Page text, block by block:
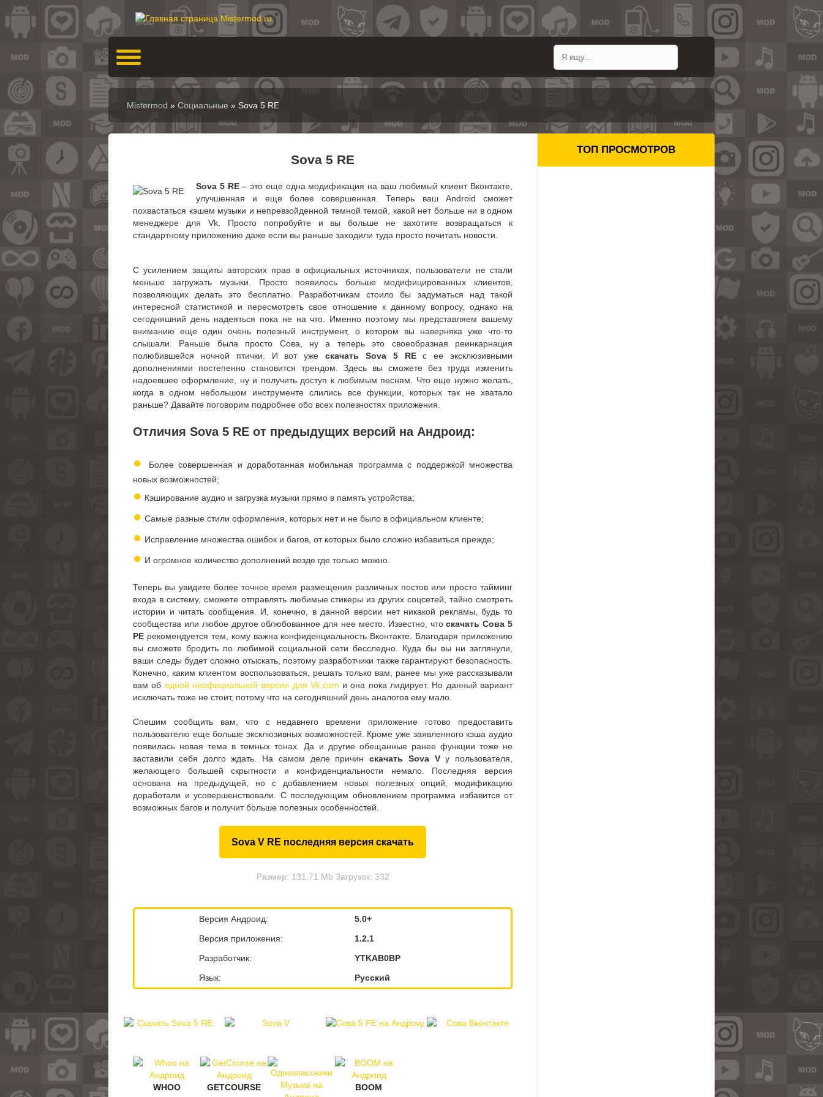
Mistermod » Социальные » Sova 5 RE
Sova 5 RE
Sova 5 RE– это еще одна модификация на ваш любимый клиент Вконтакте,
улучшенная и еще более совершенная. Теперь ваш Android сможет
похвастаться кэшем музыки и непревзойденной темной темой, какой нет больше ни в одном
менеджере для Vk. Просто попробуйте и вы больше не захотите возвращаться к
стандартному приложению даже если вы раньше заходили туда просто почитать новости.
С усилением защиты авторских прав в официальных источниках, пользователи не стали
меньше загружать музыки. Просто появилось больше модифицированных клиентов,
позволяющих делать это бесплатно. Разработчикам стоило бы задуматься над такой
интересной статистикой и пересмотреть свое отношение к данному вопросу, однако на
сегодняшний день надеяться пока не на что. Именно поэтому мы представляем вашему
вниманию еще один очень полезный инструмент, о котором вы наверняка уже что-то
слышали. Раньше была просто Сова, ну а теперь это своеобразная реинкарнация
полюбившейся ночной птички. И вот уже скачать Sova 5 REс ее эксклюзивными
дополнениями постепенно становится трендом. Здесь вы сможете без труда изменить
надоевшее оформление, ну и получить доступ к любимым песням. Что еще нужно желать,
когда в одном небольшом инструменте слились все функции, которых так не хватало
раньше? Давайте поговорим подробнее обо всех полезностях приложения.
Отличия Sova 5 RE от предыдущих версий на Андроид:
●
Более совершенная и доработанная мобильная программа с поддержкой множества
новых возможностей;
● Кэширование аудио и загрузка музыки прямо в память устройства;
● Самые разные стили оформления, которых нет и не было в официальном клиенте;
● Исправление множества ошибок и багов, от которых было сложно избавиться прежде;
● И огромное количество дополнений везде где только можно.
Теперь вы увидите более точное время размещения различных постов или просто тайминг
входа в систему, сможете отправлять любимые стикеры из других соцсетей, тайно смотреть
истории и читать сообщения. И, конечно, в данной версии нет никакой рекламы, будь то
сообщества или любое другое облюбованное для нее место. Известно, чтоскачать Сова 5
РЕ рекомендуется тем, кому важна конфиденциальность Вконтакте. Благодаря приложению
вы сможете бродить по любимой социальной сети бесследно. Куда бы вы ни заглянули,
ваши следы будет сложно отыскать, поэтому разработчики также гарантируют безопасность.
Конечно, каким клиентом воспользоваться, решать только вам, ранее мы уже рассказывали
вам об одной неофициальной версии для Vk.com и она пока лидирует. Но данный вариант
исключать тоже не стоит, потому что на сегодняшний день аналогов ему мало.
Спешим сообщить вам, что с недавнего времени приложение готово предоставить
пользователю еще больше эксклюзивных возможностей. Кроме уже заявленного кэша аудио
появилась новая тема в темных тонах. Да и другие обещанные ранее функции тоже не
заставили себя долго ждать. На самом деле причин скачать Sova Vу пользователя,
желающего большей скрытности и конфиденциальности немало. Последняя версия
основана на предыдущей, но с добавлением новых полезных опций, модификацию
доработали и усовершенствовали. С последующим обновлением программа избавится от
возможных багов и получит больше полезных особенностей.
Sova V RE последняя версия скачать
Размер: 131,71 Mb Загрузок: 332
Версия Андроид:
5.0+
Версия приложения:
1.2.1
Разработчик:
YTKAB0BP
Язык:
Русский
WHOO GETCOURSE BOOM
ТОП ПРОСМОТРОВ